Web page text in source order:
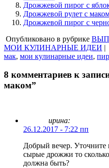
Дрожжевой пирог с
Дрожжевой рулет с
Дрожжевой пирог с
Опубликовано в рубрике
МОИ КУЛИНАРНЫЕ ИДЕИ |
мак, мои кулинарные идеи,
8 комментариев к
маком”
ирина:
26.12.2017 - 7:22 пп
Добрый вечер. Уточните
сырые дрожжи то
должна быть?